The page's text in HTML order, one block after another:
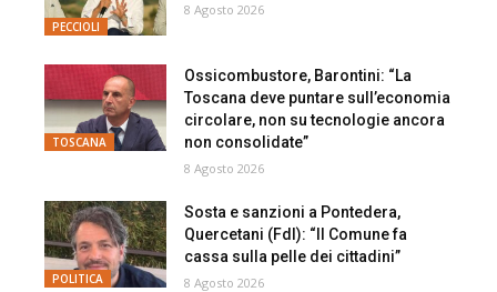
PECCIOLI
8 Agosto 2026
TOSCANA
Ossicombustore, Barontini: “La
Toscana deve puntare sull’economia
circolare, non su tecnologie ancora
non consolidate”
8 Agosto 2026
POLITICA
Sosta e sanzioni a Pontedera,
Quercetani (FdI): “Il Comune fa
cassa sulla pelle dei cittadini”
8 Agosto 2026